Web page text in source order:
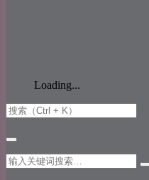
Loading...